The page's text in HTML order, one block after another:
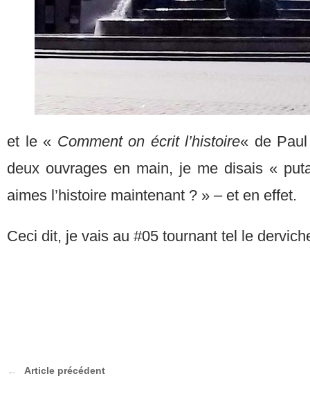
et le « Comment on écrit l’histoire« de
deux ouvrages en main, je me disais «
aimes l’histoire maintenant ? » – et en effet.
Ceci dit, je vais au #05 tournant tel le
Article précédent